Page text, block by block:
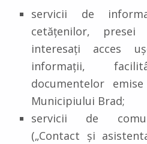
servicii de
cetățenilor,
interesați acces
informații,
documentelor
Municipiului Brad;
servicii de
(„Contact și